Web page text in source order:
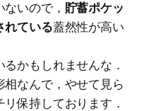
いので， 貯蓄ポケッ
れている蓋然性が高い
かもしれませんな．
なんで，やせて見ら
保持しております．